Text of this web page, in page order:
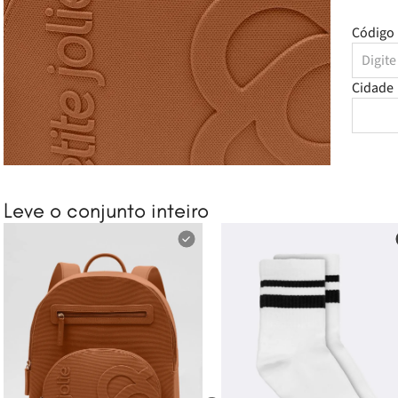
Cidade
Leve o conjunto inteiro